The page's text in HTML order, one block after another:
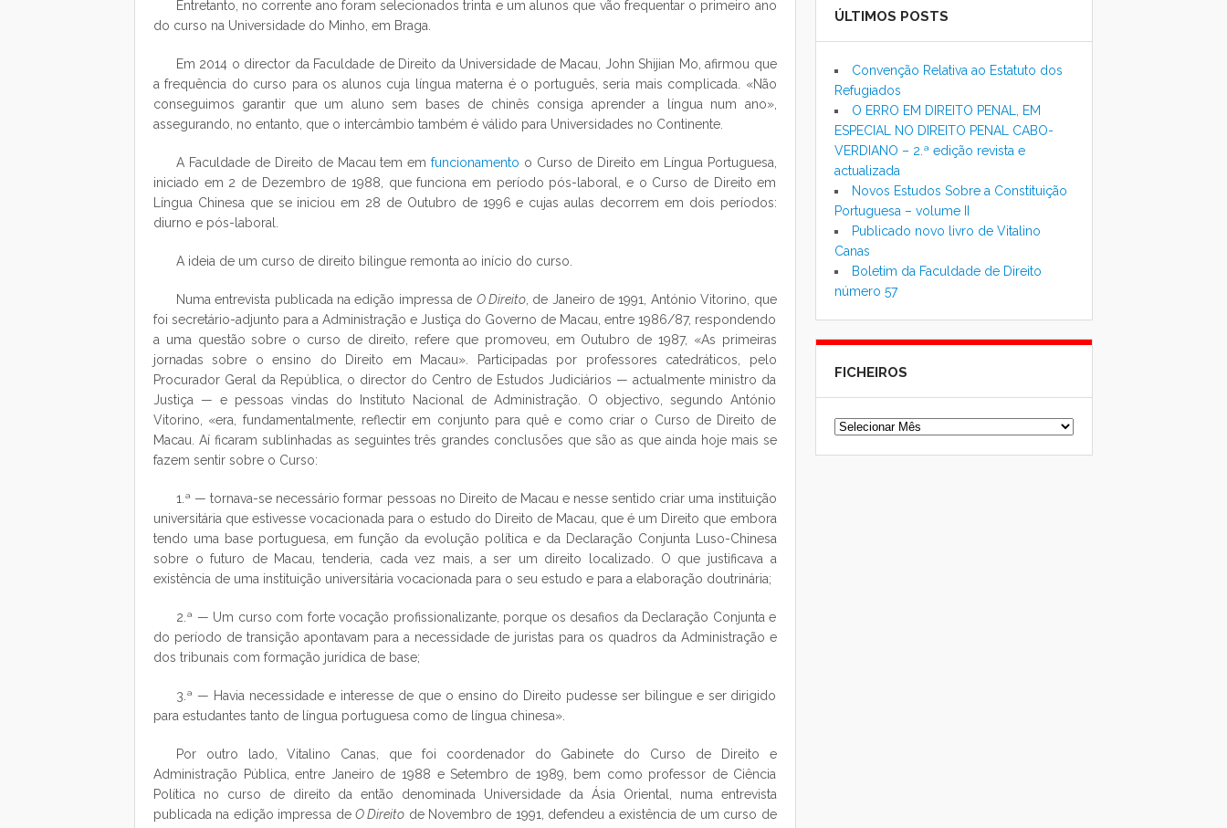
Entretanto, no corrente ano foram selecionados trinta e um alunos que vão frequentar o primeiro ano
do curso na Universidade do Minho, em Braga.
Em 2014 o director da Faculdade de Direito da Universidade de Macau, John Shijian Mo, afirmou que
a frequência do curso para os alunos cuja língua materna é o português, seria mais complicada. «Não
conseguimos garantir que um aluno sem bases de chinês consiga aprender a língua num ano»,
assegurando, no entanto, que o intercâmbio também é válido para Universidades no Continente.
A Faculdade de Direito de Macau tem emfuncionamento o Curso de Direito em Língua Portuguesa,
iniciado em 2 de Dezembro de 1988, que funciona em período pós-laboral, e o Curso de Direito em
Língua Chinesa que se iniciou em 28 de Outubro de 1996 e cujas aulas decorrem em dois períodos:
diurno e pós-laboral.
A ideia de um curso de direito bilingue remonta ao início do curso.
Numa entrevista publicada na edição impressa de O Direito, de Janeiro de 1991, António Vitorino, que
foi secretário-adjunto para a Administração e Justiça do Governo de Macau, entre 1986/87, respondendo
a uma questão sobre o curso de direito, refere que promoveu, em Outubro de 1987, «As primeiras
jornadas sobre o ensino do Direito em Macau». Participadas por professores catedráticos, pelo
Procurador Geral da República, o director do Centro de Estudos Judiciários — actualmente ministro da
Justiça — e pessoas vindas do Instituto Nacional de Administração. O objectivo, segundo António
Vitorino, «era, fundamentalmente, reflectir em conjunto para quê e como criar o Curso de Direito de
Macau. Aí ficaram sublinhadas as seguintes três grandes conclusões que são as que ainda hoje mais se
fazem sentir sobre o Curso:
1.ª — tornava-se necessário formar pessoas no Direito de Macau e nesse sentido criar uma instituição
universitária que estivesse vocacionada para o estudo do Direito de Macau, que é um Direito que embora
tendo uma base portuguesa, em função da evolução política e da Declaração Conjunta Luso-Chinesa
sobre o futuro de Macau, tenderia, cada vez mais, a ser um direito localizado. O que justificava a
existência de uma instituição universitária vocacionada para o seu estudo e para a elaboração doutrinária;
2.ª — Um curso com forte vocação profissionalizante, porque os desafios da Declaração Conjunta e
do período de transição apontavam para a necessidade de juristas para os quadros da Administração e
dos tribunais com formação jurídica de base;
3.ª — Havia necessidade e interesse de que o ensino do Direito pudesse ser bilingue e ser dirigido
para estudantes tanto de língua portuguesa como de língua chinesa».
Por outro lado, Vitalino Canas, que foi coordenador do Gabinete do Curso de Direito e
Administração Pública, entre Janeiro de 1988 e Setembro de 1989, bem como professor de Ciência
Política no curso de direito da então denominada Universidade da Ásia Oriental, numa entrevista
publicada na edição impressa de O Direito de Novembro de 1991, defendeu a existência de um curso de
ÚLTIMOS POSTS
Convenção Relativa ao Estatuto dos
Refugiados
O ERRO EM DIREITO PENAL, EM
ESPECIAL NO DIREITO PENAL CABO-
VERDIANO – 2.ª edição revista e
actualizada
Novos Estudos Sobre a Constituição
Portuguesa – volume II
Publicado novo livro de Vitalino
Canas
Boletim da Faculdade de Direito
número 57
FICHEIROS
Ficheiros